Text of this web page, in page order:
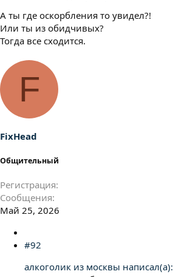
А ты где оскорбления то увидел?!
Или ты из обидчивых?
Тогда все сходится.
F
FixHead
Общительный
Регистрация
Сообщения
Май 25, 2026
#92
алкоголик из москвы написал(а):